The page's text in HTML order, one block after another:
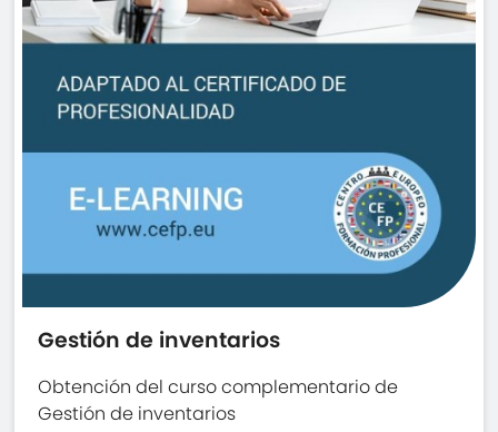
Gestión de inventarios
Obtención del curso complementario de
Gestión de inventarios